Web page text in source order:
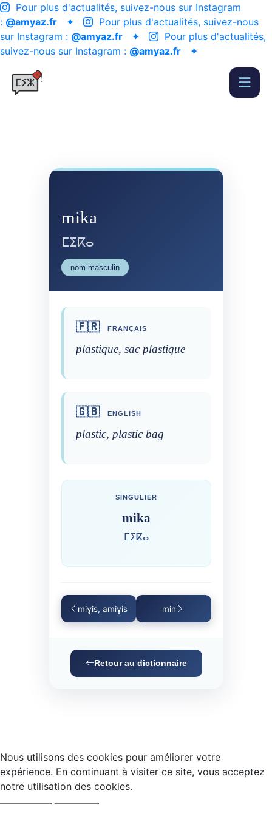
Pour plus d'actualités, suivez-nous sur Instagram
: @amyaz.fr ✦
Pour plus d'actualités, suivez-nous
sur Instagram : @amyaz.fr ✦
Pour plus d'actualités,
suivez-nous sur Instagram : @amyaz.fr ✦
mika
ⵎⵉⴽⴰ
nom masculin
🇫🇷 FRANÇAIS
plastique, sac plastique
🇬🇧 ENGLISH
plastic, plastic bag
SINGULIER
mika
ⵎⵉⴽⴰ
miɣis, amiɣis min
Retour au dictionnaire
Nous utilisons des cookies pour améliorer votre
expérience. En continuant à visiter ce site, vous acceptez
notre utilisation des cookies.